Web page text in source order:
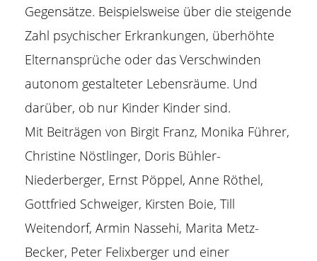
Gegensätze. Beispielsweise über die steigende
Zahl psychischer Erkrankungen, überhöhte
Elternansprüche oder das Verschwinden
autonom gestalteter Lebensräume. Und
darüber, ob nur Kinder Kinder sind.
Mit Beiträgen von Birgit Franz, Monika Führer,
Christine Nöstlinger, Doris Bühler-
Niederberger, Ernst Pöppel, Anne Röthel,
Gottfried Schweiger, Kirsten Boie, Till
Weitendorf, Armin Nassehi, Marita Metz-
Becker, Peter Felixberger und einer